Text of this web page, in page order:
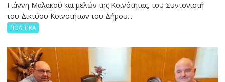
Γιάννη Μαλακού και μελών της Κοινότητας, του Συντονιστή
του Δικτύου Κοινοτήτων του Δήμου...
ΠΟΛΙΤΙΚΑ